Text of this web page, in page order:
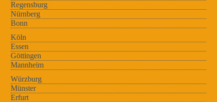
Regensburg
Nürnberg
Bonn
Köln
Essen
Göttingen
Mannheim
Würzburg
Münster
Erfurt